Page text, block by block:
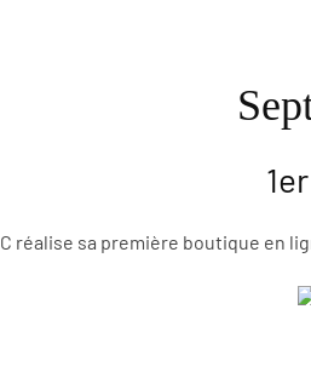
C réalise sa première boutique en